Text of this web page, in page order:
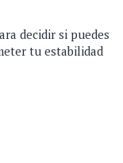
decidir si puedes
tu estabilidad